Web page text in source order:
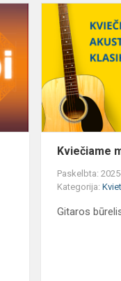
Kvietimas
į
rudens
lygiadienį
„Namopi“
Kviečiame
Paskelbta:
Kategorija:
Gitaros